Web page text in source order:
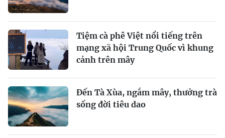
Tiệm cà phê Việt nổi tiếng trên
mạng xã hội Trung Quốc vì khung
cảnh trên mây
Đến Tà Xùa, ngắm mây, thưởng trà
sống đời tiêu dao